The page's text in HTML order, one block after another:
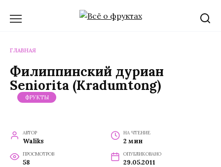
ГЛАВНАЯ
Филиппинский дуриан
Seniorita (Kradumtong)
ФРУКТЫ
АВТОР
Waliks
НА ЧТЕНИЕ
2 мин
ПРОСМОТРОВ
58
ОПУБЛИКОВАНО
29.05.2011